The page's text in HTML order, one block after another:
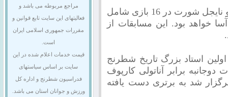
رویارویی دوجانبه استادان بزرگ قائم مقامی و نایجل شورت در 16 بازی شامل
سریع و 8 بازی برق‌آسا خواهد بود. این مسابقات از
استاد بزرگ تاریخ شطرنج
مسابقات دوجانبه برابر آناتولی کارپوف
جهان که طی 20 دیدار برگزار شد به برتری دست یافته
مراجع مربوطه می باشد و
فعالیتهای این سایت تابع قوانین و
مقررات جمهوری اسلامی ایران
است.
قیمت خدمات اعلام شده در این
سایت بر اساس سیاستهای
فدراسیون شطرنج و اداره کل
ورزش و جوانان استان می باشد.